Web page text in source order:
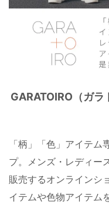
GARATOIRO（ガ
「柄」「色」アイテ
プ。メンズ・レディー
販売するオンラインシ
イテムや色物アイテム